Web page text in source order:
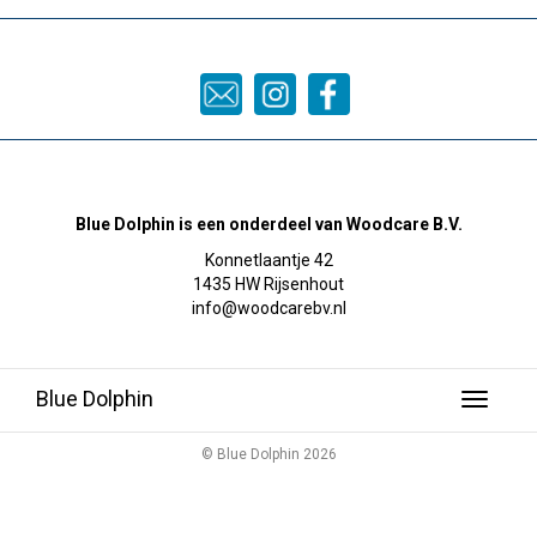
Blue Dolphin is een onderdeel van Woodcare B.V.
Konnetlaantje 42
1435 HW Rijsenhout
info@woodcarebv.nl
Toggle
Blue Dolphin
© Blue Dolphin 2026